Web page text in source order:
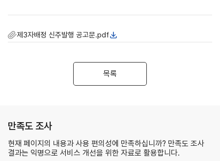
제3자배정 신주발행 공고문.pdf
목록
만족도 조사
현재 페이지의 내용과 사용 편의성에 만족하십니까? 만족도 조사
결과는 익명으로 서비스 개선을 위한 자료로 활용합니다.